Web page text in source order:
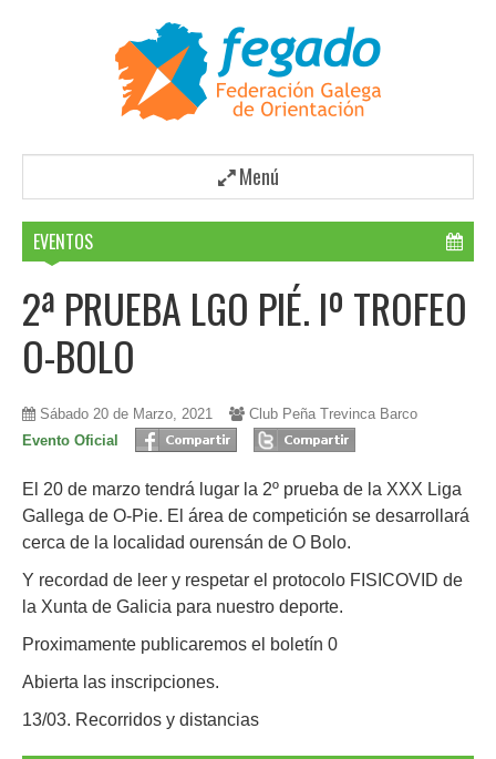
Menú
EVENTOS
2ª PRUEBA LGO PIÉ. Iº TROFEO
O-BOLO
Sábado 20 de Marzo, 2021
Club Peña Trevinca Barco
Evento Oficial
El 20 de marzo tendrá lugar la 2º prueba de la XXX Liga
Gallega de O-Pie. El área de competición se desarrollará
cerca de la localidad ourensán de O Bolo.
Y recordad de leer y respetar el protocolo FISICOVID de
la Xunta de Galicia para nuestro deporte.
Proximamente publicaremos el boletín 0
Abierta las inscripciones.
13/03. Recorridos y distancias